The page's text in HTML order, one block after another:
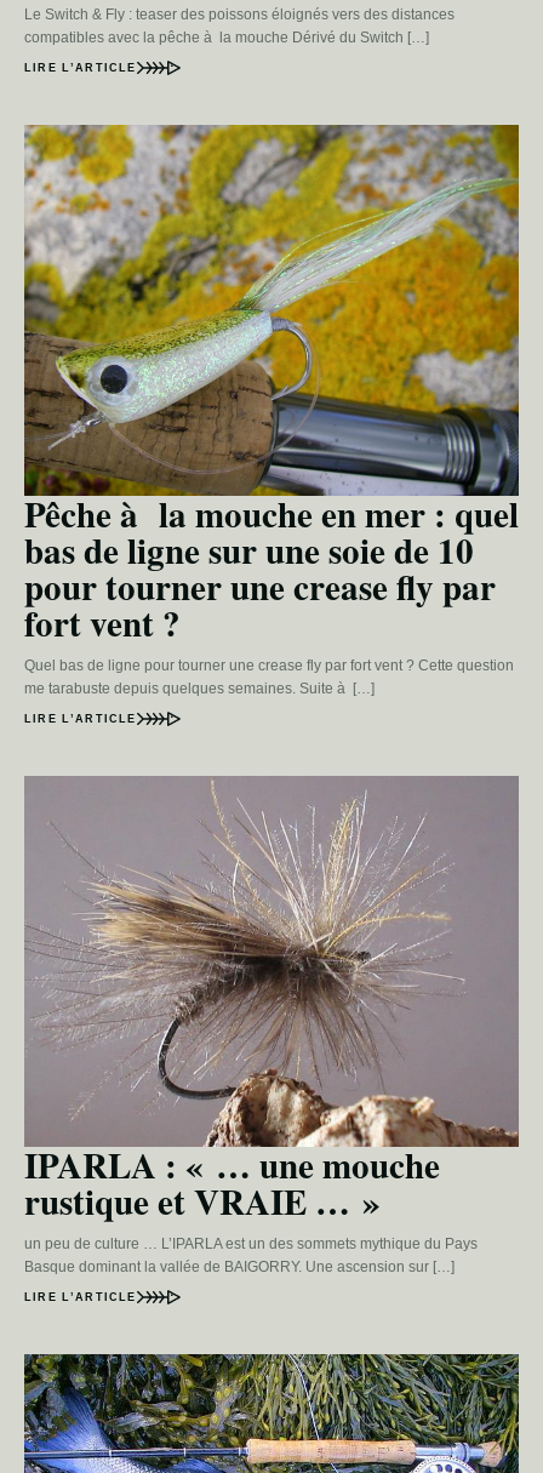
Le Switch & Fly : teaser des poissons éloignés vers des distances
compatibles avec la pêche à la mouche Dérivé du Switch […]
LIRE L’ARTICLE
Pêche à la mouche en mer : quel
bas de ligne sur une soie de 10
pour tourner une crease fly par
fort vent ?
Quel bas de ligne pour tourner une crease fly par fort vent ? Cette question
me tarabuste depuis quelques semaines. Suite à […]
LIRE L’ARTICLE
IPARLA : « … une mouche
rustique et VRAIE … »
un peu de culture … L’IPARLA est un des sommets mythique du Pays
Basque dominant la vallée de BAIGORRY. Une ascension sur […]
LIRE L’ARTICLE